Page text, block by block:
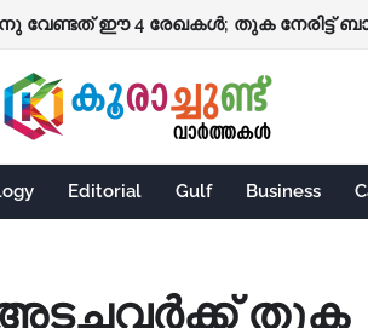
വേണ്ടത് ഈ 4 രേഖകൾ; തുക നേരിട്ട്
Editorial Gulf Business
അടച്ചവര്‍ക്ക് തുക